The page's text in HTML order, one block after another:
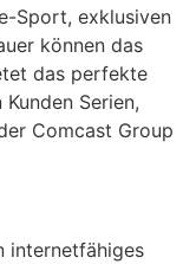
Sport, exklusiven
können das
das perfekte
Serien,
Comcast Group
internetfähiges